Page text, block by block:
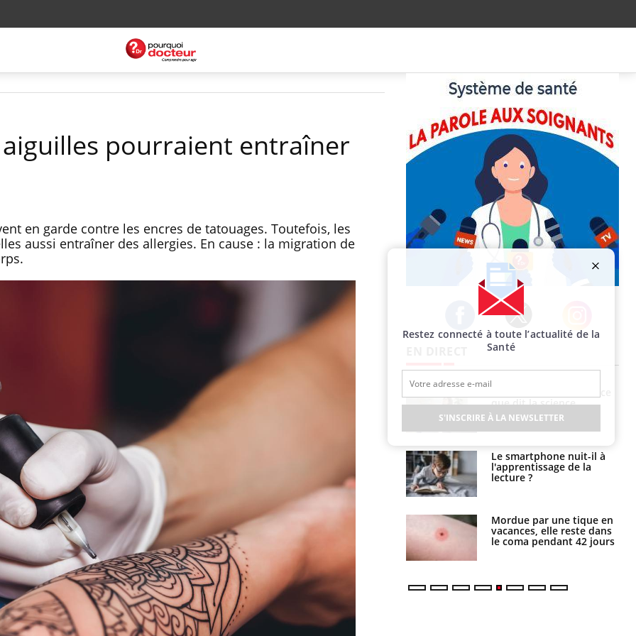
aiguilles pourraient entraîner
en garde contre les encres de tatouages. Toutefois, les
aussi entraîner des allergies. En cause : la migration de
Facebook Twitter Instagram
Le Viagra pourrait-il
freiner la propagation du
cancer ?
Pourquoi manger moins
de protéines pourrait
finalement être bénéfique
que dit la science
Le smartphone nuit-il à
l'apprentissage de la
lecture ?
Mordue par une tique en
vacances, elle reste dans
le coma pendant 42 jours
barracuda, une petite fille
secourue grâce à un
réflexe essentiel
Légionellose en Suisse :
quelle est l’origine de la
contamination ?
Allergies alimentaires :
une nouvelle arme contre
les réactions sévères
Restez connecté à toute l’actualité de la
Santé
S'INSCRIRE À LA NEWSLETTER